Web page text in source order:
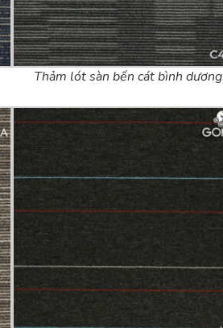
Thảm lót sàn bến cát bình dương